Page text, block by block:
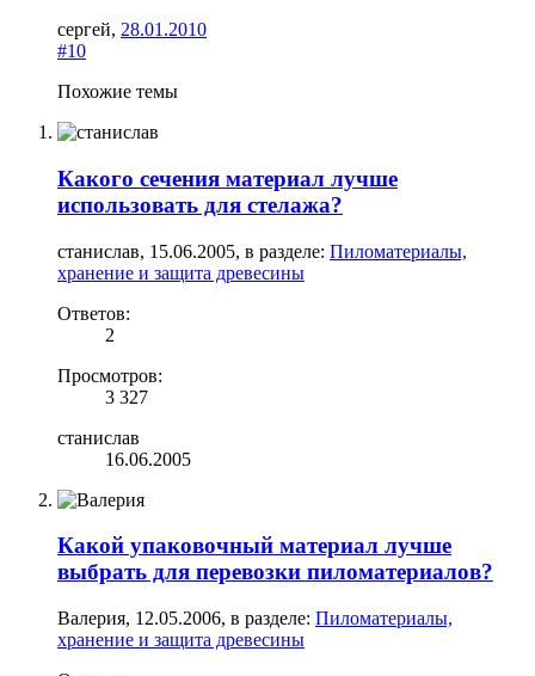
сергей, 28.01.2010
#10
Похожие темы
Какого сечения материал лучше
использовать для стелажа?
станислав, 15.06.2005, в разделе: Пиломатериалы,
хранение и защита древесины
Ответов:
2
Просмотров:
3 327
станислав
16.06.2005
Какой упаковочный материал лучше
выбрать для перевозки пиломатериалов?
Валерия, 12.05.2006, в разделе: Пиломатериалы,
хранение и защита древесины